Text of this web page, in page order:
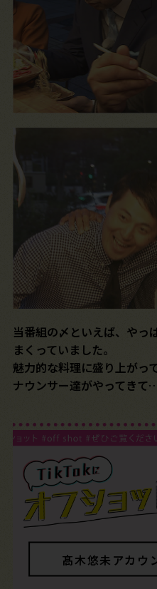
当番組の〆といえば、やっ
まくっていました。
魅力的な料理に盛り上がっ
ナウンサー達がやってきて…
髙木悠未アカウ